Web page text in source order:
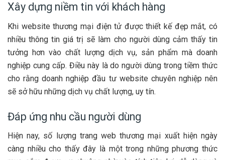
Xây dựng niềm tin với khách hàng
Khi website thương mại điện tử được thiết kế đẹp mắt, có
nhiều thông tin giá trị sẽ làm cho người dùng cảm thấy tin
tưởng hơn vào chất lượng dịch vụ, sản phẩm mà doanh
nghiệp cung cấp. Điều này là do người dùng trong tiềm thức
cho rằng doanh nghiệp đầu tư website chuyên nghiệp nên
sẽ sở hữu những dịch vụ chất lượng, uy tín.
Đáp ứng nhu cầu người dùng
Hiện nay, số lượng trang web thương mại xuất hiện ngày
càng nhiều cho thấy đây là một trong những phương thức